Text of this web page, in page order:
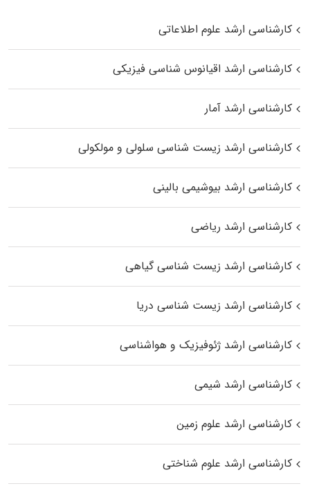
کارشناسی ارشد علوم اطلاعاتی
کارشناسی ارشد اقیانوس‌ شناسی فیزیکی
کارشناسی ارشد آمار
کارشناسی ارشد زیست شناسی سلولی و مولکولی
کارشناسی ارشد بیوشیمی بالینی
کارشناسی ارشد ریاضی
کارشناسی ارشد زیست‌ شناسی گیاهی
کارشناسی ارشد زیست‌ شناسی دریا
کارشناسی ارشد ژئوفیزیک و هواشناسی
کارشناسی ارشد شیمی
کارشناسی ارشد علوم زمین
کارشناسی ارشد علوم شناختی